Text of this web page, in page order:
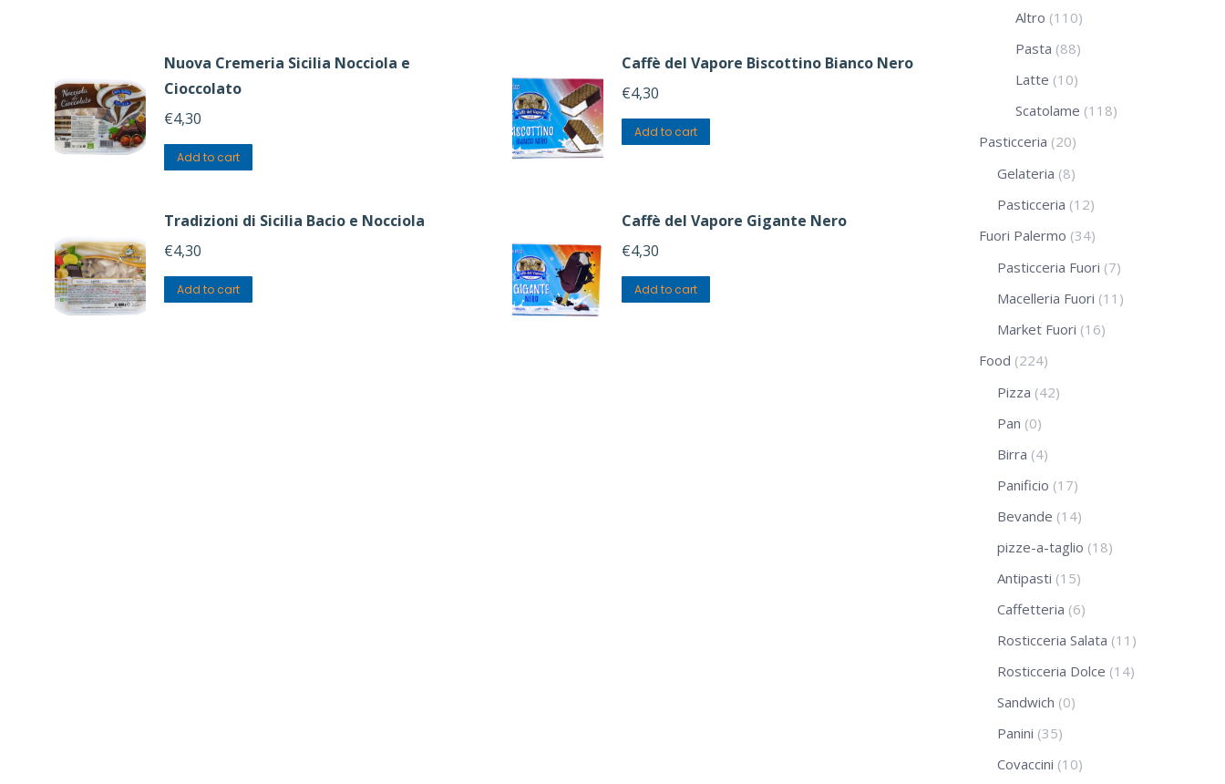
Nuova Cremeria Sicilia Nocciola e
Cioccolato
€4,30
Add to cart
Caffè del Vapore Biscottino Bianco Nero
€4,30
Add to cart
Tradizioni di Sicilia Bacio e Nocciola
€4,30
Add to cart
Caffè del Vapore Gigante Nero
€4,30
Add to cart
Altro (110)
Pasta (88)
Latte (10)
Scatolame (118)
Pasticceria (20)
Gelateria (8)
Pasticceria (12)
Fuori Palermo (34)
Pasticceria Fuori (7)
Macelleria Fuori (11)
Market Fuori (16)
Food (224)
Pizza (42)
Pan (0)
Birra (4)
Panificio (17)
Bevande (14)
pizze-a-taglio (18)
Antipasti (15)
Caffetteria (6)
Rosticceria Salata (11)
Rosticceria Dolce (14)
Sandwich (0)
Panini (35)
Covaccini (10)